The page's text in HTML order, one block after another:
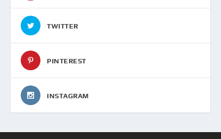
TWITTER
PINTEREST
INSTAGRAM